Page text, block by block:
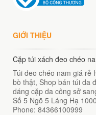
GIỚI THIỆU
Cặp túi xách đeo chéo
Túi đeo chéo nam giá rẻ
bò thật, Shop bán túi da
dáng cặp da công sở
Số 5 Ngõ 5 Láng Hạ
Phone: 84366100999